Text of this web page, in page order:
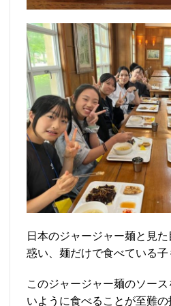
日本のジャージャー麺と見
惑い、麺だけで食べている子
このジャージャー麺のソー
いように食べることが至難の